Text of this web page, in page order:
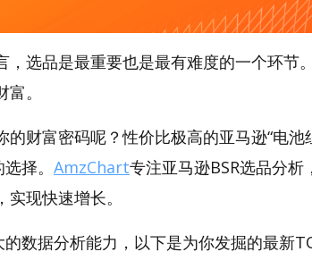
，选品是最重要也是最有难度的一个环节
。
财富密码呢？性价比极高的亚马逊“电池
择。 AmzChart专注亚马逊BSR选品分
现快速增长。
数据分析能力，以下是为你发掘的最新